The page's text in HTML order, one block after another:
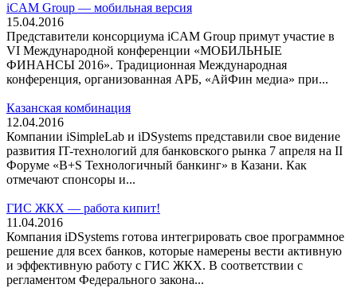
iCAM Group — мобильная версия
15.04.2016
Представители консорциума iCAM Group примут участие в
VI Международной конференции «МОБИЛЬНЫЕ
ФИНАНСЫ 2016». Традиционная Международная
конференция, организованная АРБ, «АйФин медиа» при...
Казанская комбинация
12.04.2016
Компании iSimpleLab и iDSystems представили свое видение
развития IT-технологий для банковского рынка 7 апреля на II
Форуме «B+S Технологичный банкинг» в Казани. Как
отмечают спонсоры и...
ГИС ЖКХ — работа кипит!
11.04.2016
Компания iDSystems готова интегрировать свое программное
решение для всех банков, которые намерены вести активную
и эффективную работу с ГИС ЖКХ. В соответствии с
регламентом Федерального закона...